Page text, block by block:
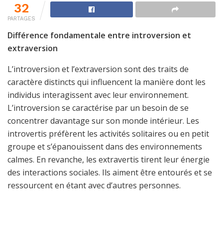
32
PARTAGES
Différence fondamentale entre introversion et
extraversion
L’introversion et l’extraversion sont des traits de
caractère distincts qui influencent la manière dont les
individus interagissent avec leur environnement.
L’introversion se caractérise par un besoin de se
concentrer davantage sur son monde intérieur. Les
introvertis préfèrent les activités solitaires ou en petit
groupe et s’épanouissent dans des environnements
calmes. En revanche, les extravertis tirent leur énergie
des interactions sociales. Ils aiment être entourés et se
ressourcent en étant avec d’autres personnes.